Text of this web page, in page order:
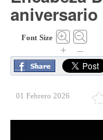
Font Size
+ –
01 Febrero 2026